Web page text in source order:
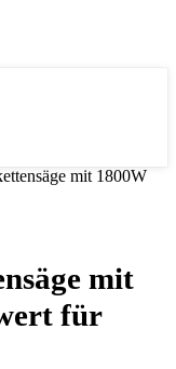
mit 1800W
mit
für